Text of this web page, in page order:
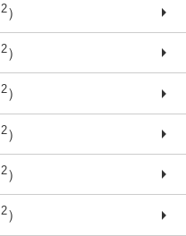
2）
2）
2）
2）
2）
2）